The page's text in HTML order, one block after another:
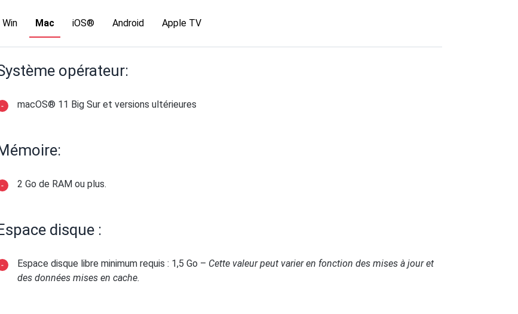
Win Mac iOS® Android Apple TV
opérateur:
macOS® 11 Big Sur et versions ultérieures
2 Go de RAM ou plus.
disque :
Espace disque libre minimum requis : 1,5 Go – Cette valeur peut varier en fonction des mises à jour et
des données mises en cache.